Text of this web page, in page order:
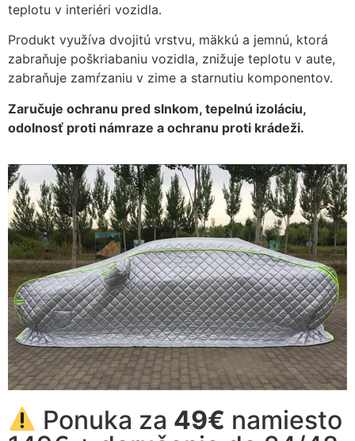
teplotu v interiéri vozidla.
Produkt využíva dvojitú vrstvu, mäkkú a jemnú, ktorá
zabraňuje poškriabaniu vozidla, znižuje teplotu v aute,
zabraňuje zamŕzaniu v zime a starnutiu komponentov.
Zaručuje ochranu pred slnkom, tepelnú izoláciu,
odolnosť proti námraze a ochranu proti krádeži.
Ponuka za 49€ namiesto